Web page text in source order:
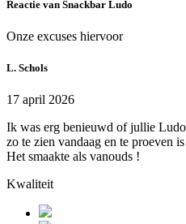
Reactie van Snackbar Ludo
Onze excuses hiervoor
L. Schols
17 april 2026
Ik was erg benieuwd of jullie
zo te zien vandaag en te proeven
Het smaakte als vanouds !
Kwaliteit